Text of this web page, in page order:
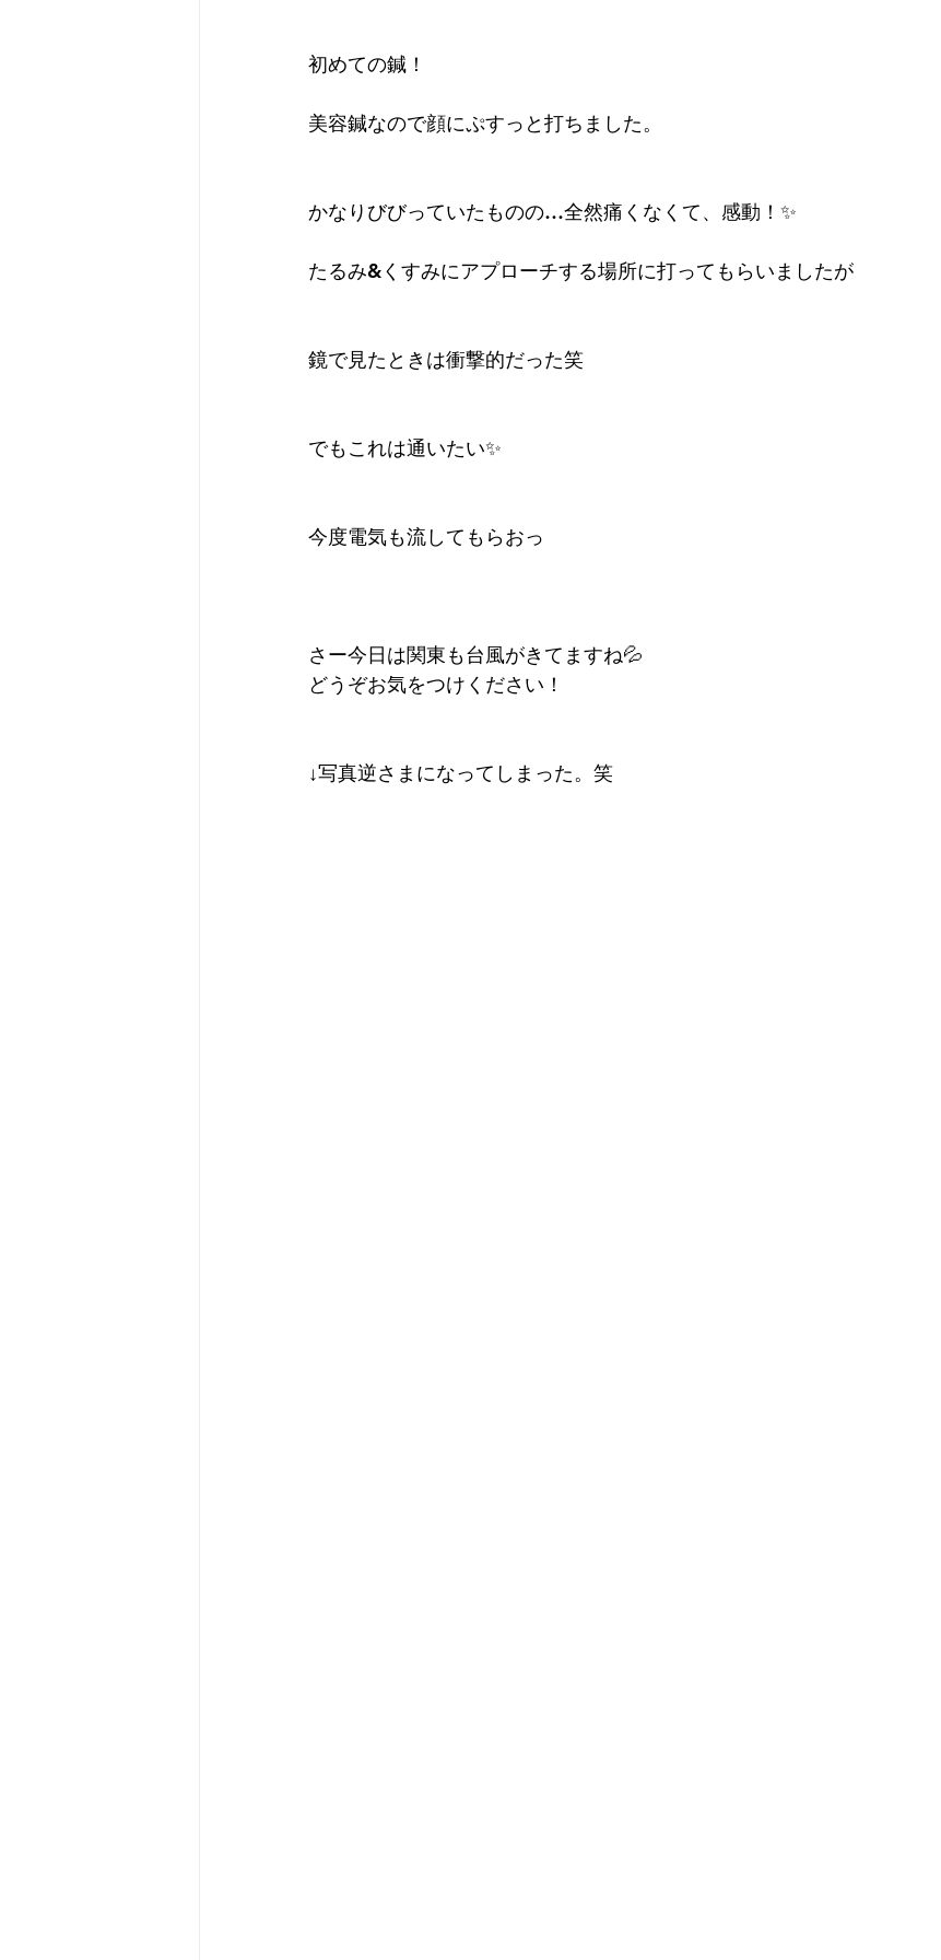
プライベート 無題のカテゴリー
初めての鍼！
美容鍼なので顔にぷすっと打ちました。
かなりびびっていたものの…全然痛くなくて、感動！✨
たるみ&くすみにアプローチする場所に打ってもらいましたが
鏡で見たときは衝撃的だった笑
でもこれは通いたい✨
今度電気も流してもらおっ
さー今日は関東も台風がきてますね💦
どうぞお気をつけください！
↓写真逆さまになってしまった。笑